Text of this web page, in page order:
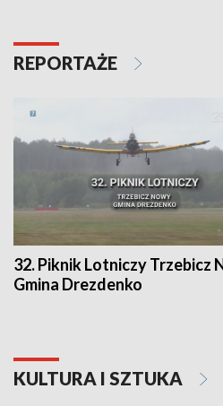
REPORTAŻE
32. Piknik Lotniczy Trzebicz
Gmina Drezdenko
KULTURA I SZTUKA